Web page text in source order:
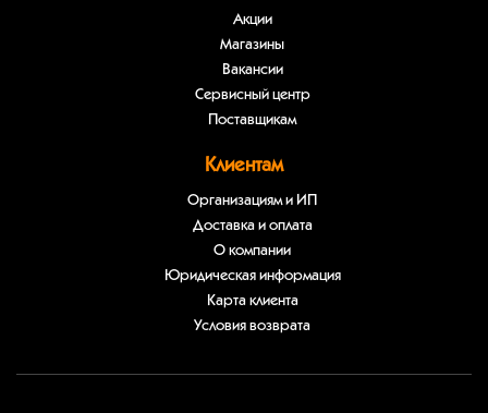
Акции
Магазины
Вакансии
Сервисный центр
Поставщикам
Клиентам
Организациям и ИП
Доставка и оплата
О компании
Юридическая информация
Карта клиента
Условия возврата